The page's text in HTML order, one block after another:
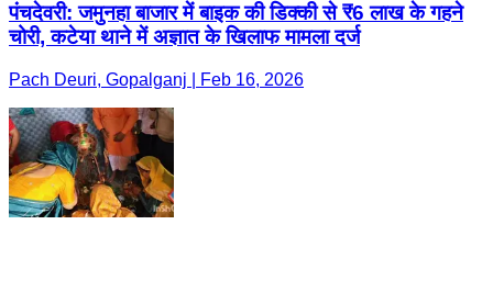
पंचदेवरी: जमुनहा बाजार में बाइक की डिक्की से ₹6 लाख के गहने
चोरी, कटेया थाने में अज्ञात के खिलाफ मामला दर्ज
Pach Deuri, Gopalganj | Feb 16, 2026